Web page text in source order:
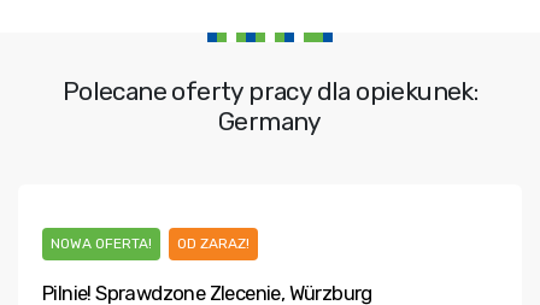
Polecane oferty pracy dla opiekunek:
Germany
NOWA OFERTA! OD ZARAZ!
Pilnie! Sprawdzone Zlecenie, Würzburg